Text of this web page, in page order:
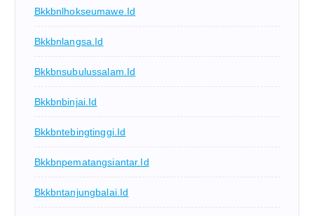
Bkkbnlhokseumawe.id
Bkkbnlangsa.id
Bkkbnsubulussalam.id
Bkkbnbinjai.id
Bkkbntebingtinggi.id
Bkkbnpematangsiantar.id
Bkkbntanjungbalai.id